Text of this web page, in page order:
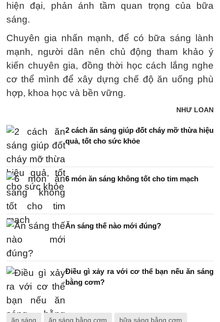
hiện đại, phản ánh tầm quan trọng của bữa
sáng.
Chuyên gia nhấn mạnh, để có bữa sáng lành
mạnh, người dân nên chủ động tham khảo ý
kiến chuyên gia, đồng thời học cách lắng nghe
cơ thể mình để xây dựng chế độ ăn uống phù
hợp, khoa học và bền vững.
NHƯ LOAN
2 cách ăn sáng giúp đốt cháy mỡ thừa hiệu
quả, tốt cho sức khỏe
6 món ăn sáng không tốt cho tim mạch
Ăn sáng thế nào mới đúng?
Điều gì xảy ra với cơ thể bạn nếu ăn sáng
bằng cơm?
ăn sáng ăn sáng bằng cơm bữa sáng bằng cơm